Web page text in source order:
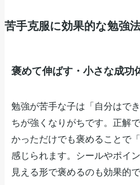
苦手克服に効果的な勉強
褒めて伸ばす・小さな成功
勉強が苦手な子は「自分はで
ちが強くなりがちです。正解
かっただけでも褒めることで
感じられます。シールやポイ
見える形で褒めるのも効果的で